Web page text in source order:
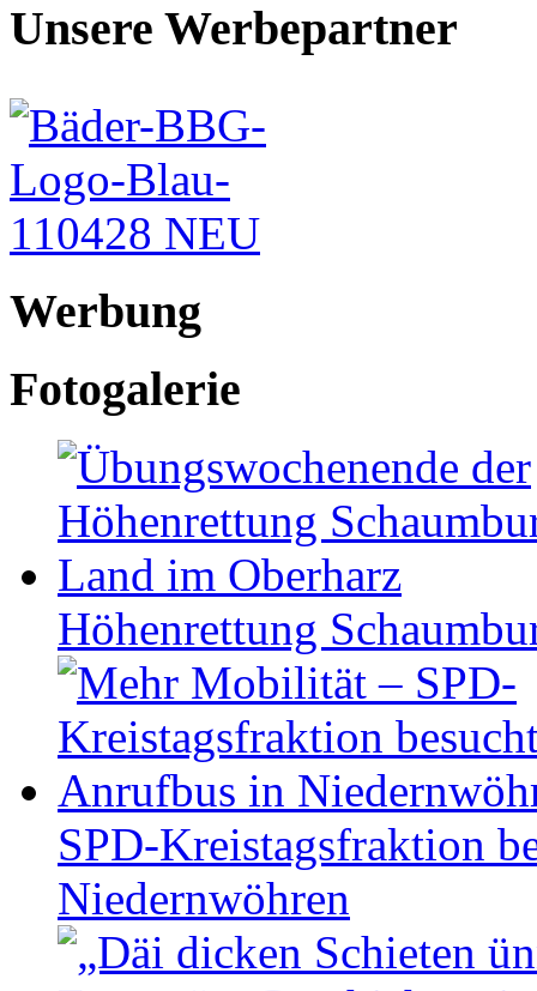
Unsere Werbepartner
Werbung
Fotogalerie
Höhen­ret­tung
SPD-Kreistagsfraktion
Niedernwöhren